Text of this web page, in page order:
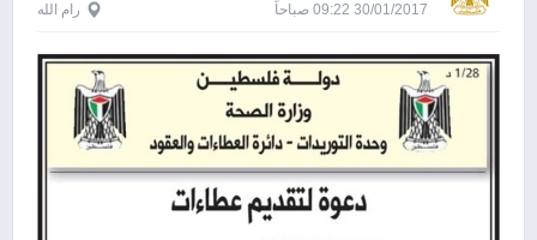
30/01/2017 09:22 صباحاً رام الله